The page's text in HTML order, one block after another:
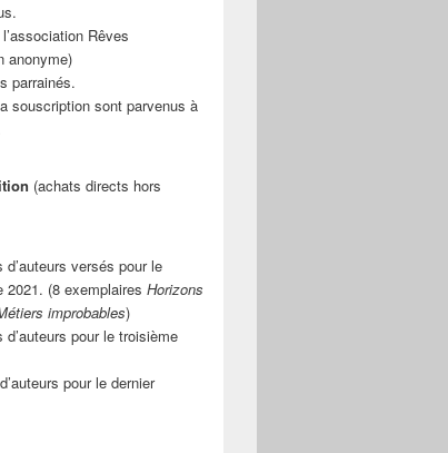
Rêves
anonyme)
parrainés.
souscription sont parvenus à
(achats directs hors
d’auteurs versés pour le
2021. (8 exemplaires Horizons
improbables)
d’auteurs pour le troisième
pour le dernier